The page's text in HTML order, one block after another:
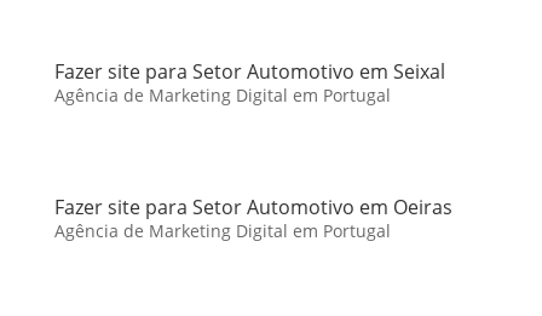
Fazer site para Setor Automotivo em Seixal
Agência de Marketing Digital em Portugal
Fazer site para Setor Automotivo em Oeiras
Agência de Marketing Digital em Portugal